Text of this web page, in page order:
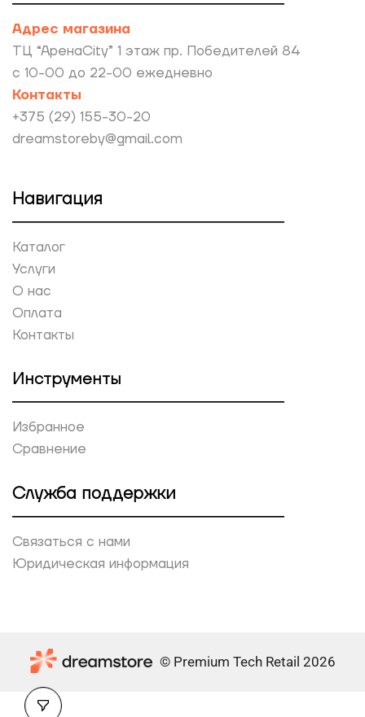
Адрес магазина
ТЦ “АренаCity” 1 этаж пр. Победителей 84
с 10-00 до 22-00 ежедневно
Контакты
+375 (29) 155-30-20
dreamstoreby@gmail.com
Навигация
Каталог
Услуги
О нас
Оплата
Контакты
Инструменты
Избранное
Сравнение
Служба поддержки
Связаться с нами
Юридическая информация
© Premium Tech Retail 2026